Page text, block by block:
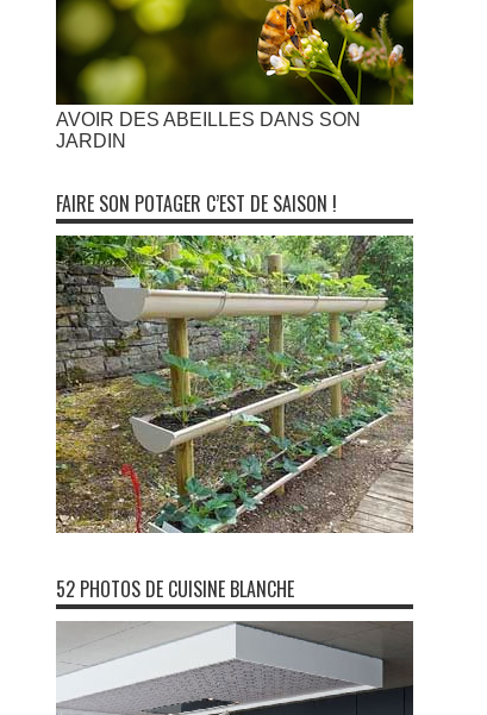
AVOIR DES ABEILLES DANS SON
JARDIN
FAIRE SON POTAGER C’EST DE SAISON !
52 PHOTOS DE CUISINE BLANCHE